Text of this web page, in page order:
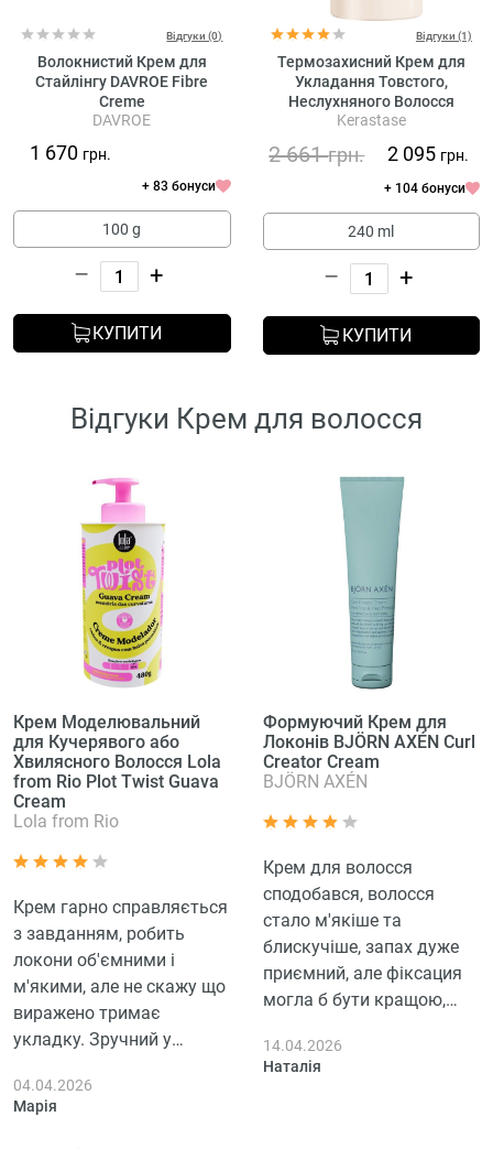
Відгуки (0)
Волокнистий Крем для
Стайлінгу DAVROE Fibre
Creme
DAVROE
1 670 грн.
+ 83 бонуси
100 g
– +
КУПИТИ
Відгуки (1)
Термозахисний Крем для
Укладання Товстого,
Неслухняного Волосся
Kerastase Gloss Absolu Frizz-
Kerastase
2 661грн. 2 095 грн.
+ 104 бонуси
240 ml
– +
КУПИТИ
Відгуки Крем для волосся
Крем Моделювальний
для Кучерявого або
Хвилясного Волосся Lola
from Rio Plot Twist Guava
Cream
Lola from Rio
Крем гарно справляється
з завданням, робить
локони об'ємними і
м'якими, але не скажу що
виражено тримає
укладку. Зручний у
волосся, за це і 4 зірки.
04.04.2026
Марія
Формуючий Крем для
Локонів BJÖRN AXÉN Curl
Creator Cream
BJÖRN AXÉN
Крем для волосся
сподобався, волосся
стало м'якіше та
блискучіше, запах дуже
приємний, але фіксация
могла б бути кращою,
вітряних днів.
14.04.2026
Наталія